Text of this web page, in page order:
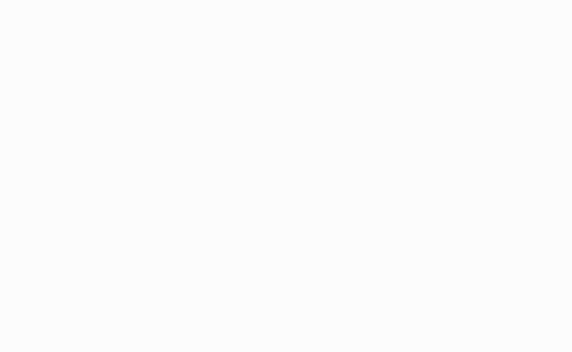
—absorción, ocupación y metros cuadrados desarrollados—
alcanzó 102,581 millones de dólares (mdd) en…
de aproximadamente 100,000 millones de dólares…